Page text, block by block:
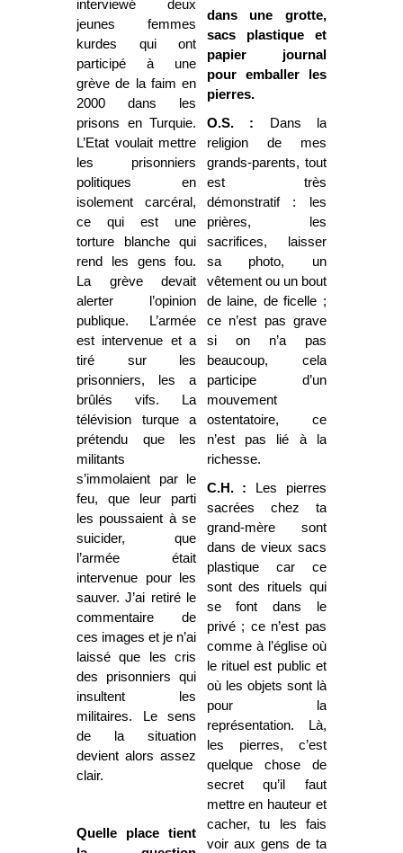
interviewé deux
jeunes femmes
kurdes qui ont
participé à une
grève de la faim en
2000 dans les
prisons en Turquie.
L’Etat voulait mettre
les prisonniers
politiques en
isolement carcéral,
ce qui est une
torture blanche qui
rend les gens fou.
La grève devait
alerter l’opinion
publique. L’armée
est intervenue et a
tiré sur les
prisonniers, les a
brûlés vifs. La
télévision turque a
prétendu que les
militants
s’immolaient par le
feu, que leur parti
les poussaient à se
suicider, que
l’armée était
intervenue pour les
sauver. J’ai retiré le
commentaire de
ces images et je n’ai
laissé que les cris
des prisonniers qui
insultent les
militaires. Le sens
de la situation
devient alors assez
clair.
Quelle place tient
dans une grotte,
sacs plastique et
papier journal
pour emballer les
pierres.
O.S. : Dans la
religion de mes
grands-parents, tout
est très
démonstratif : les
prières, les
sacrifices, laisser
sa photo, un
vêtement ou un bout
de laine, de ficelle ;
ce n’est pas grave
si on n’a pas
beaucoup, cela
participe d’un
mouvement
ostentatoire, ce
n’est pas lié à la
richesse.
C.H. : Les pierres
sacrées chez ta
grand-mère sont
dans de vieux sacs
plastique car ce
sont des rituels qui
se font dans le
privé ; ce n’est pas
comme à l’église où
le rituel est public et
où les objets sont là
pour la
représentation. Là,
les pierres, c’est
quelque chose de
secret qu’il faut
mettre en hauteur et
cacher, tu les fais
voir aux gens de ta